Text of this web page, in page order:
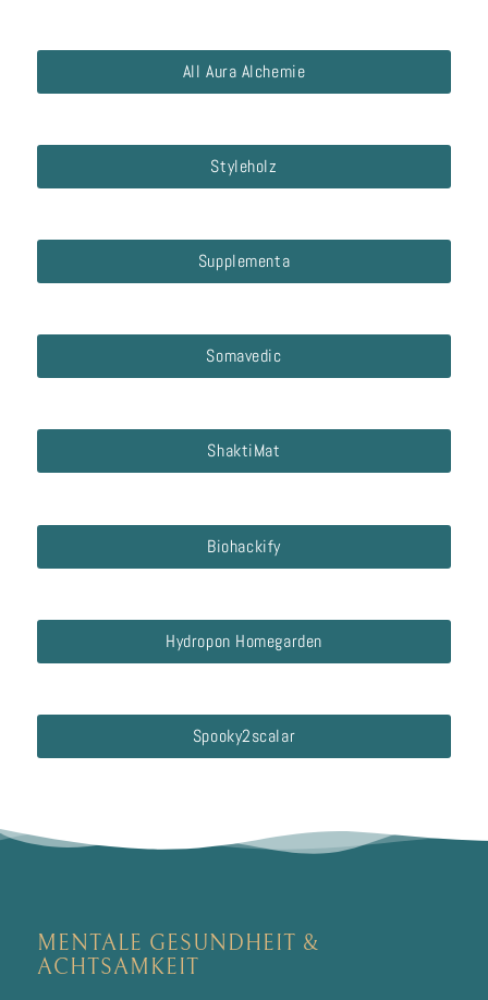
All Aura Alchemie
Styleholz
Supplementa
Somavedic
ShaktiMat
Biohackify
Hydropon Homegarden
Spooky2scalar
MENTALE GESUNDHEIT &
ACHTSAMKEIT